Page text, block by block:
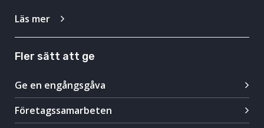
Läs mer
Fler sätt att ge
Ge en engångsgåva
Företagssamarbeten